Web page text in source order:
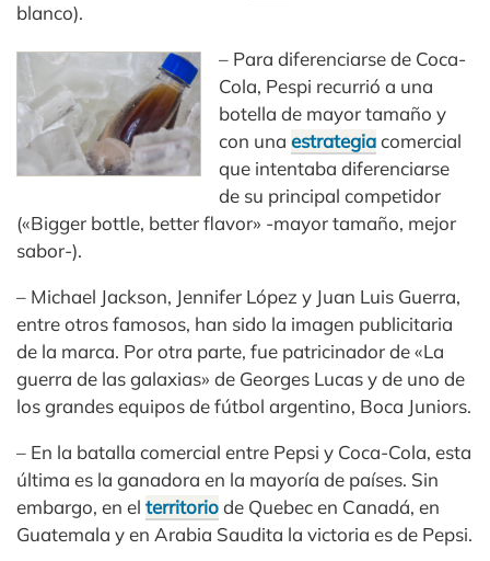
blanco).
– Para diferenciarse de Coca-
Cola, Pespi recurrió a una
botella de mayor tamaño y
con unaestrategiacomercial
que intentaba diferenciarse
de su principal competidor
(«Bigger bottle, better flavor» -mayor tamaño, mejor
sabor-).
– Michael Jackson, Jennifer López y Juan Luis Guerra,
entre otros famosos, han sido la imagen publicitaria
de la marca. Por otra parte, fue patricinador de «La
guerra de las galaxias» de Georges Lucas y de uno de
los grandes equipos de fútbol argentino, Boca Juniors.
– En la batalla comercial entre Pepsi y Coca-Cola, esta
última es la ganadora en la mayoría de países. Sin
embargo, en el territoriode Quebec en Canadá, en
Guatemala y en Arabia Saudita la victoria es de Pepsi.